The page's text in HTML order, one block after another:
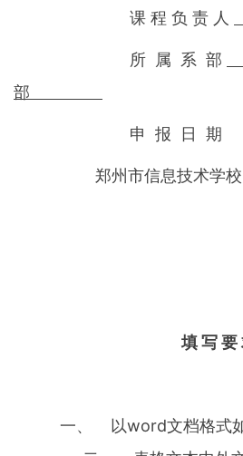
课 程 负 责 人
所 属 系 部
部
申 报
郑州市信息技术学校
填 写 要
一、 以word文档格式如